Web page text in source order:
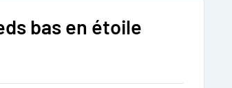
bas en étoile